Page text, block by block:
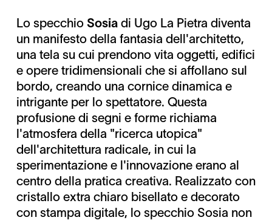
Lo specchio Sosia di Ugo La Pietra diventa
un manifesto della fantasia dell'architetto,
una tela su cui prendono vita oggetti, edifici
e opere tridimensionali che si affollano sul
bordo, creando una cornice dinamica e
intrigante per lo spettatore. Questa
profusione di segni e forme richiama
l'atmosfera della "ricerca utopica"
dell'architettura radicale, in cui la
sperimentazione e l'innovazione erano al
centro della pratica creativa. Realizzato con
cristallo extra chiaro bisellato e decorato
con stampa digitale, lo specchio Sosia non